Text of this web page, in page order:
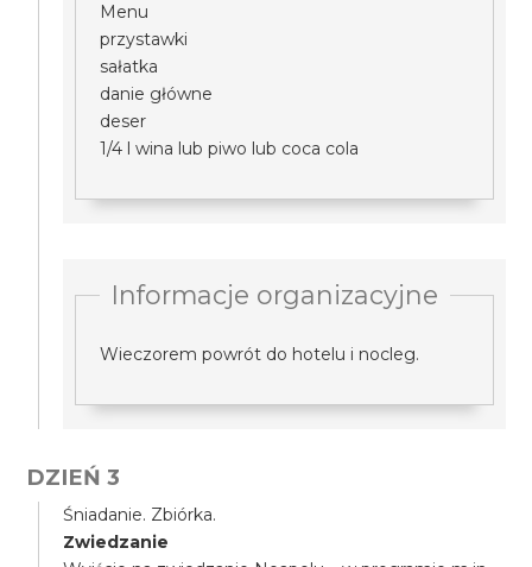
Menu
przystawki
sałatka
danie główne
deser
1/4 l wina lub piwo lub coca cola
Informacje organizacyjne
Wieczorem powrót do hotelu i nocleg.
DZIEŃ 3
Śniadanie. Zbiórka.
Zwiedzanie